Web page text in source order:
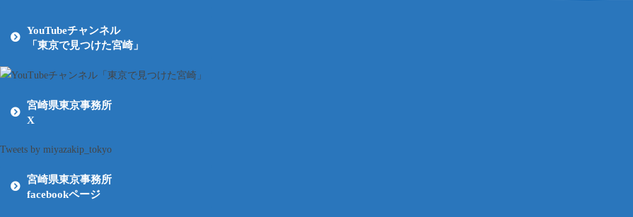
YouTubeチャンネル
「東京で見つけた宮崎」
宮崎県東京事務所
X
Tweets by miyazakip_tokyo
宮崎県東京事務所
facebookページ